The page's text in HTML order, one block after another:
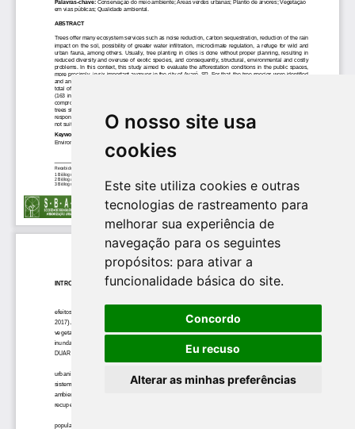
O nosso site usa
cookies
Este site utiliza cookies e outras
tecnologias de rastreamento para
melhorar sua experiência de
navegação para os seguintes
propósitos: para ativar a
funcionalidade básica do site.
Concordo
Eu recuso
Alterar as minhas preferências